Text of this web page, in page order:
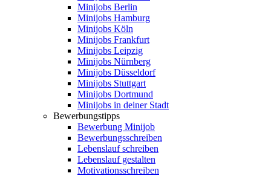
Minijobs Berlin
Minijobs Hamburg
Minijobs Köln
Minijobs Frankfurt
Minijobs Leipzig
Minijobs Nürnberg
Minijobs Düsseldorf
Minijobs Stuttgart
Minijobs Dortmund
Minijobs in deiner Stadt
Bewerbungstipps
Bewerbung Minijob
Bewerbungsschreiben
Lebenslauf schreiben
Lebenslauf gestalten
Motivationsschreiben